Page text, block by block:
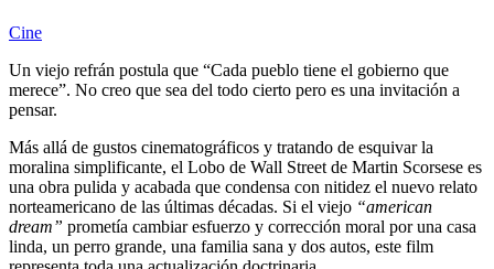
Cine
Un viejo refrán postula que “Cada pueblo tiene el gobierno que
merece”. No creo que sea del todo cierto pero es una invitación a
pensar.
Más allá de gustos cinematográficos y tratando de esquivar la
moralina simplificante, el Lobo de Wall Street de Martin Scorsese es
una obra pulida y acabada que condensa con nitidez el nuevo relato
norteamericano de las últimas décadas. Si el viejo “american
dream” prometía cambiar esfuerzo y corrección moral por una casa
linda, un perro grande, una familia sana y dos autos, este film